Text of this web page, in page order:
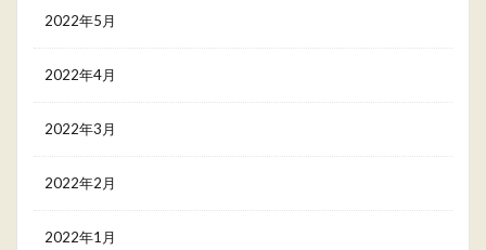
2022年5月
2022年4月
2022年3月
2022年2月
2022年1月